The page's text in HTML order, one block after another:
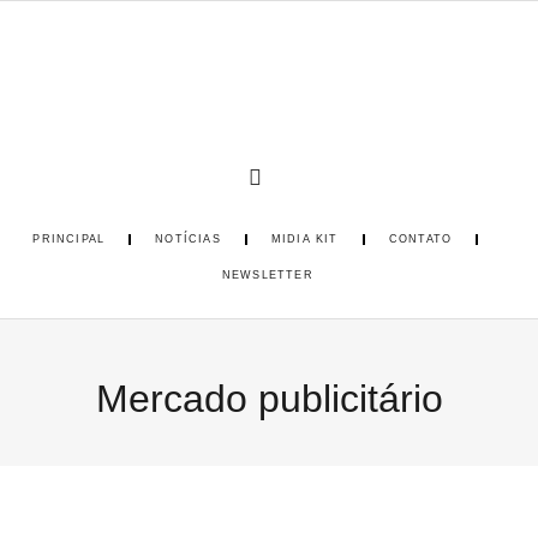
PRINCIPAL NOTÍCIAS MIDIA KIT CONTATO
NEWSLETTER
Mercado publicitário